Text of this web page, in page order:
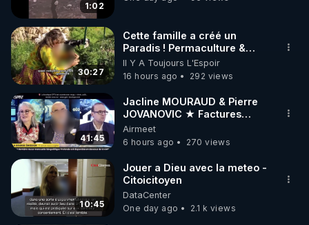
1:02
30:27
Cette famille a créé un
Paradis ! Permaculture &
Autonomie
Il Y A Toujours L'Espoir
16 hours ago
292 views
41:45
Jacline MOURAUD & Pierre
JOVANOVIC ★ Factures
Impayées : Où Est Passé Le
Pognon ?
Airmeet
6 hours ago
270 views
10:45
Jouer a Dieu avec la meteo -
Citoicitoyen
DataCenter
One day ago
2.1 k views